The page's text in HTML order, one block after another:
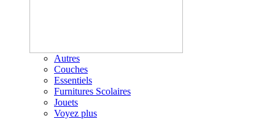
Autres
Couches
Essentiels
Furnitures Scolaires
Jouets
Voyez plus